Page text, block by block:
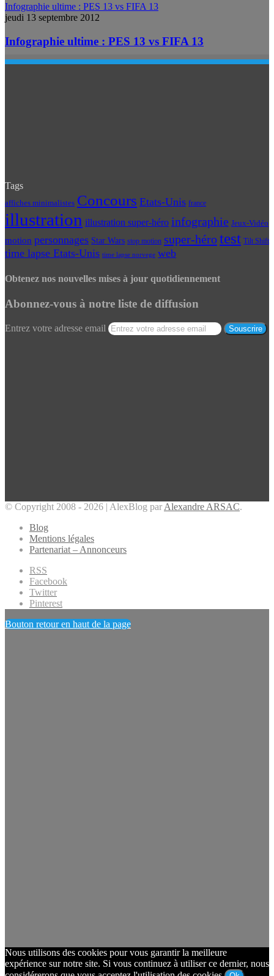
Infographie ultime : PES 13 vs FIFA 13
jeudi 13 septembre 2012
Infographie ultime : PES 13 vs FIFA 13
Tags
affiches minimalistes Concours Etats-Unis france
illustration illustration super-héro infographie Jeux-Vidéo
motion personnages Star Wars stop motion super-hérotest Tilt Shift
time lapse Etats-Unis time lapse norvege web
Obtenez nos nouvelles mises à jour quotidiennement
Abonnez-vous à notre liste de diffusion
Entrez votre adresse email
© Copyright 2008 - 2026 | AlexBlog par Alexandre ARSAC.
Blog
Mentions légales
Partenariat – Annonceurs
RSS
Facebook
Twitter
Pinterest
Bouton retour en haut de la page
Nous utilisons des cookies pour vous garantir la meilleure
expérience sur notre site. Si vous continuez à utiliser ce dernier, nous